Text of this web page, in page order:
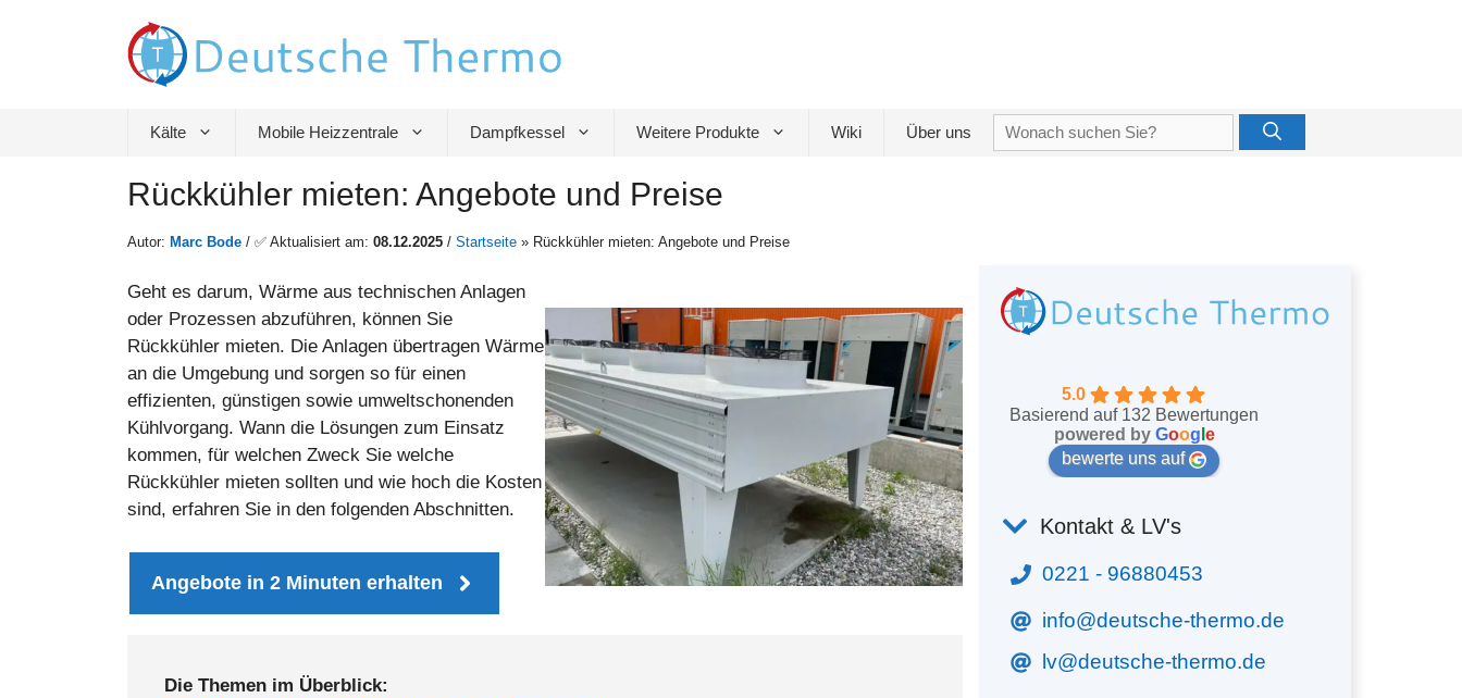
Kälte Mobile Heizzentrale Dampfkessel Weitere Produkte Wiki Über uns
Suche
nach:
Rückkühler mieten: Angebote und Preise
Autor: Marc Bode / ✅ Aktualisiert am: 08.12.2025 / Startseite » Rückkühler mieten: Angebote und Preise
Geht es darum, Wärme aus technischen Anlagen
oder Prozessen abzuführen, können Sie
Rückkühler mieten. Die Anlagen übertragen Wärme
an die Umgebung und sorgen so für einen
effizienten, günstigen sowie umweltschonenden
Kühlvorgang. Wann die Lösungen zum Einsatz
kommen, für welchen Zweck Sie welche
Rückkühler mieten sollten und wie hoch die Kosten
sind, erfahren Sie in den folgenden Abschnitten.
Angebote in 2 Minuten erhalten
Die Themen im Überblick:
5.0
Basierend auf 132 Bewertungen
powered by Goog e
bewerte uns auf
Kontakt & LV's
0221 - 96880453
info@deutsche-thermo.de
lv@deutsche-thermo.de